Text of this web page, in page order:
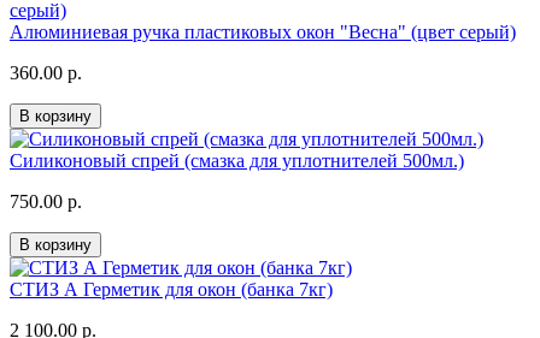
Алюминиевая ручка пластиковых окон "Весна" (цвет серый)
360.00 р.
В корзину
Силиконовый спрей (смазка для уплотнителей 500мл.)
750.00 р.
В корзину
СТИЗ А Герметик для окон (банка 7кг)
2 100.00 р.